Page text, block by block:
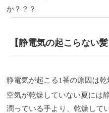
か？？？
【静電気の起こらない髪
静電気が起こる1番の原因は乾
空気が乾燥していない夏には
潤っている手より、乾燥して